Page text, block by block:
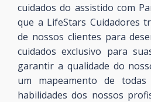
cuidados do assistido com
que a LifeStars Cuidadores
de nossos clientes para
cuidados exclusivo para
garantir a qualidade do
um mapeamento de todas
habilidades dos nossos